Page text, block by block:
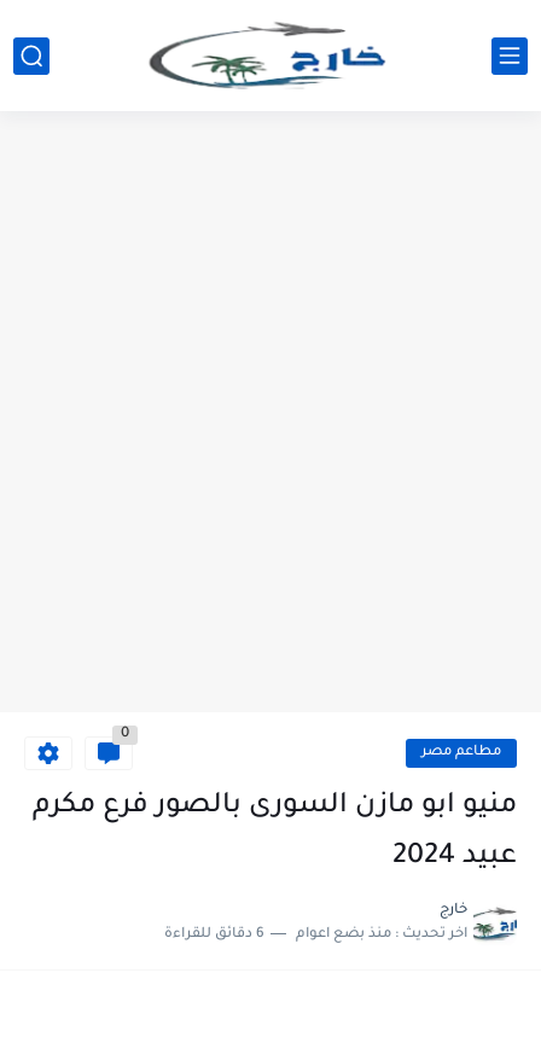
مطاعم مصر
0
منيو ابو مازن السورى بالصور فرع مكرم
عبيد 2024
خارج
اخر تحديث : منذ بضع اعوام 6 دقائق للقراءة